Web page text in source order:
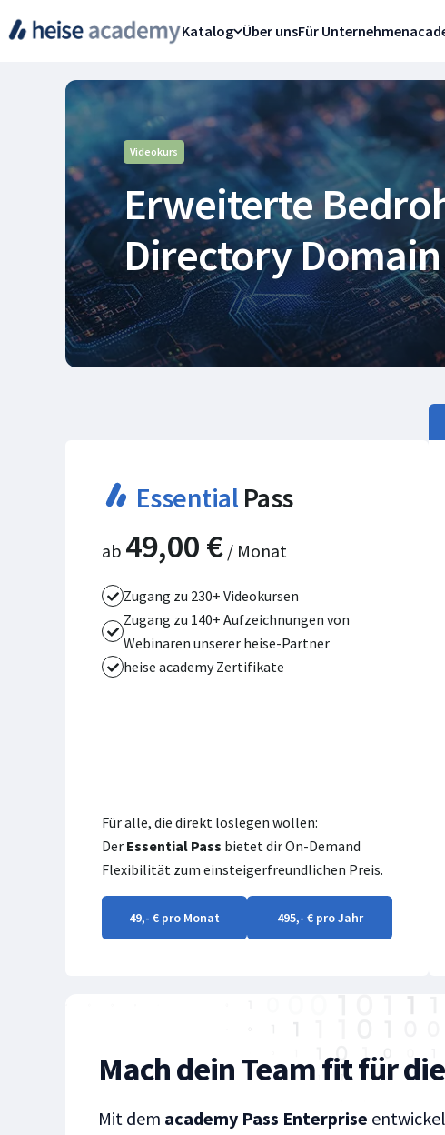
Katalog Über unsFür Unternehmen
Videokurs
Erweiterte
Directory
EssentialPass
ab 49,00 € / Monat
Zugang zu 230+ Videokursen
Zugang zu 140+ Aufzeichnungen von
Webinaren unserer heise-Partner
heise academy Zertifikate
Für alle, die direkt loslegen wollen:
Der Essential Pass bietet dir On-Demand
Flexibilität zum einsteigerfreundlichen Preis.
49,- € pro Monat 495,- € pro Jahr
Mach dein Team fit für
Mit dem academy Pass Enterprise